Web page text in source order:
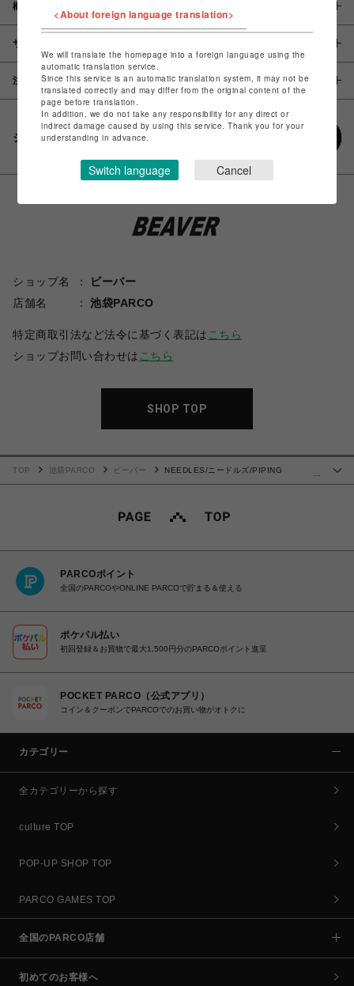
概要
サイズ
注意事項
シェアする
ショップ名
ビーバー
店舗名
池袋PARCO
特定商取引法など法令に基づく表記は こちら
ショップお問い合わせは こちら
SHOP TOP
TOP 池袋PARCO ビーバー
NEEDLES/ニードルズ/PIPING
PARCOポイント
全国のPARCOやONLINE PARCOで貯まる＆使える
ポケパル払い
初回登録＆お買物で最大1,500円分のPARCOポイント進呈
POCKET PARCO（公式アプリ）
コイン＆クーポンでPARCOでのお買い物がオトクに
カテゴリー
全カテゴリーから探す
culture TOP
POP-UP SHOP TOP
PARCO GAMES TOP
全国のPARCO店舗
初めてのお客様へ
<About foreign language translation>
We will translate the homepage into a foreign language using the
automatic translation service.
Since this service is an automatic translation system, it may not be
translated correctly and may differ from the original content of the
page before translation.
In addition, we do not take any responsibility for any direct or
indirect damage caused by using this service. Thank you for your
understanding in advance.
Switch language Cancel